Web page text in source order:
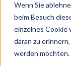
Wenn Sie
beim Besuch
einzelnes Cookie
daran zu
werden möchten.
Die
medizinische
Ihren Arzt oder